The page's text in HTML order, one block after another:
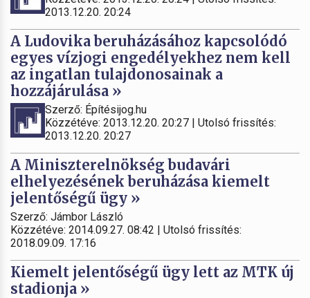
2013.12.20. 20:24
A Ludovika beruházásához kapcsolódó
egyes vízjogi engedélyekhez nem kell
az ingatlan tulajdonosainak a
hozzájárulása »
Szerző: Építésijog.hu
Közzétéve: 2013.12.20. 20:27 | Utolsó frissítés:
2013.12.20. 20:27
A Miniszterelnökség budavári
elhelyezésének beruházása kiemelt
jelentőségű ügy »
Szerző: Jámbor László
Közzétéve: 2014.09.27. 08:42 | Utolsó frissítés:
2018.09.09. 17:16
Kiemelt jelentőségű ügy lett az MTK új
stadionja »